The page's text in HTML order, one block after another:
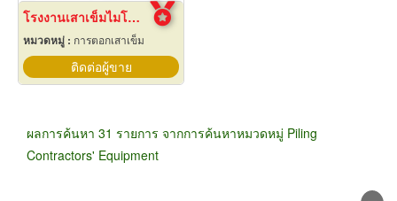
โรงงานเสาเข็มไมโครไพล์ สี่เหลี่ยมตัน ขนาด 20 x 20
หมวดหมู่ : การตอกเสาเข็ม
ติดต่อผู้ขาย
ผลการค้นหา 31 รายการ จากการค้นหาหมวดหมู่ Piling
Contractors' Equipment